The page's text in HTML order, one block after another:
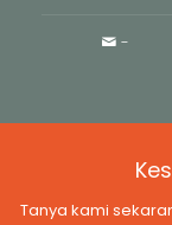
-
Tanya kami